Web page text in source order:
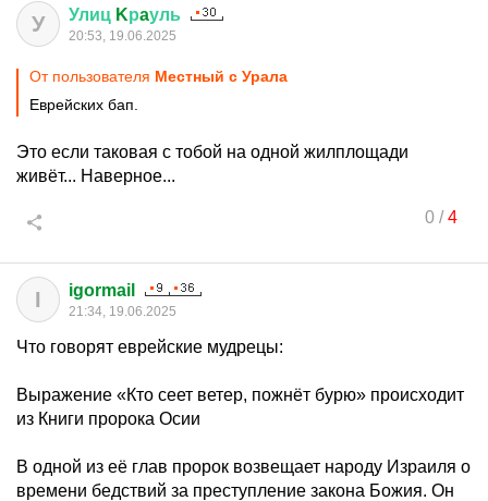
У Улиц Kрaуль
20:53, 19.06.2025
От пользователя Местный с Урала
Еврейских бап.
Это если таковая с тобой на одной жилплощади
живёт... Наверное...
0/4
I igormail
21:34, 19.06.2025
Что говорят еврейские мудрецы:
Выражение «Кто сеет ветер, пожнёт бурю» происходит
из Книги пророка Осии
В одной из её глав пророк возвещает народу Израиля о
времени бедствий за преступление закона Божия. Он